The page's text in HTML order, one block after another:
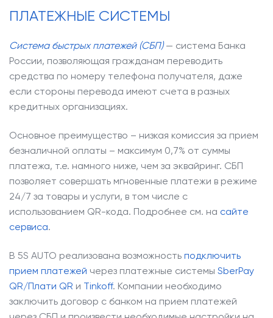
ПЛАТЕЖНЫЕ СИСТЕМЫ
Система быстрых платежей (СБП) — система Банка
России, позволяющая гражданам переводить
средства по номеру телефона получателя, даже
если стороны перевода имеют счета в разных
кредитных организациях.
Основное преимущество – низкая комиссия за прием
безналичной оплаты – максимум 0,7% от суммы
платежа, т.е. намного ниже, чем за эквайринг. СБП
позволяет совершать мгновенные платежи в режиме
24/7 за товары и услуги, в том числе с
использованием QR-кода. Подробнее см. на сайте
сервиса.
В 5S AUTO реализована возможность подключить
прием платежей через платежные системы SberPay
QR/Плати QR и Tinkoff. Компании необходимо
заключить договор с банком на прием платежей